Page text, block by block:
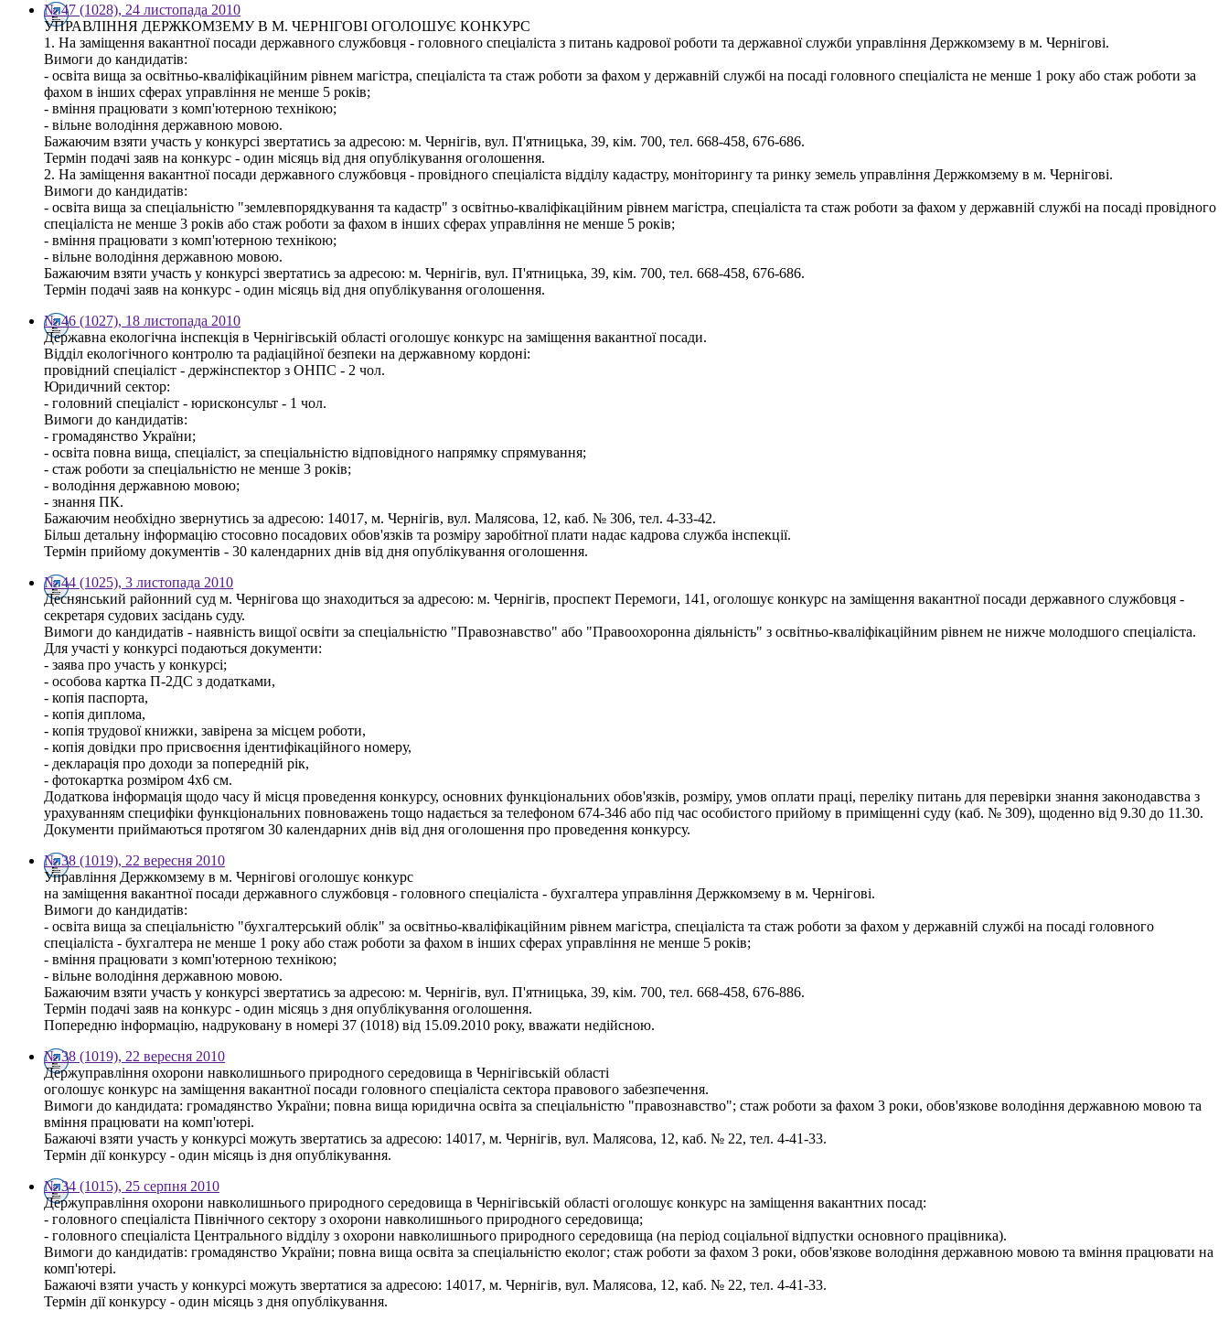
№ 47 (1028), 24 листопада 2010
УПРАВЛІННЯ ДЕРЖКОМЗЕМУ В М. ЧЕРНІГОВІ ОГОЛОШУЄ КОНКУРС
1. На заміщення вакантної посади державного службовця - головного спеціаліста з питань кадрової роботи та державної служби управління Держкомзему в м. Чернігові.
Вимоги до кандидатів:
- освіта вища за освітньо-кваліфікаційним рівнем магістра, спеціаліста та стаж роботи за фахом у державній службі на посаді головного спеціаліста не менше 1 року або стаж роботи за
фахом в інших сферах управління не менше 5 років;
- вміння працювати з комп'ютерною технікою;
- вільне володіння державною мовою.
Бажаючим взяти участь у конкурсі звертатись за адресою: м. Чернігів, вул. П'ятницька, 39, кім. 700, тел. 668-458, 676-686.
Термін подачі заяв на конкурс - один місяць від дня опублікування оголошення.
2. На заміщення вакантної посади державного службовця - провідного спеціаліста відділу кадастру, моніторингу та ринку земель управління Держкомзему в м. Чернігові.
Вимоги до кандидатів:
- освіта вища за спеціальністю "землевпорядкування та кадастр" з освітньо-кваліфікаційним рівнем магістра, спеціаліста та стаж роботи за фахом у державній службі на посаді провідного
спеціаліста не менше 3 років або стаж роботи за фахом в інших сферах управління не менше 5 років;
- вміння працювати з комп'ютерною технікою;
- вільне володіння державною мовою.
Бажаючим взяти участь у конкурсі звертатись за адресою: м. Чернігів, вул. П'ятницька, 39, кім. 700, тел. 668-458, 676-686.
Термін подачі заяв на конкурс - один місяць від дня опублікування оголошення.
№ 46 (1027), 18 листопада 2010
Державна екологічна інспекція в Чернігівській області оголошує конкурс на заміщення вакантної посади.
Відділ екологічного контролю та радіаційної безпеки на державному кордоні:
провідний спеціаліст - держінспектор з ОНПС - 2 чол.
Юридичний сектор:
- головний спеціаліст - юрисконсульт - 1 чол.
Вимоги до кандидатів:
- громадянство України;
- освіта повна вища, спеціаліст, за спеціальністю відповідного напрямку спрямування;
- стаж роботи за спеціальністю не менше 3 років;
- володіння державною мовою;
- знання ПК.
Бажаючим необхідно звернутись за адресою: 14017, м. Чернігів, вул. Малясова, 12, каб. № 306, тел. 4-33-42.
Більш детальну інформацію стосовно посадових обов'язків та розміру заробітної плати надає кадрова служба інспекції.
Термін прийому документів - 30 календарних днів від дня опублікування оголошення.
№ 44 (1025), 3 листопада 2010
Деснянський районний суд м. Чернігова що знаходиться за адресою: м. Чернігів, проспект Перемоги, 141, оголошує конкурс на заміщення вакантної посади державного службовця -
секретаря судових засідань суду.
Вимоги до кандидатів - наявність вищої освіти за спеціальністю "Правознавство" або "Правоохоронна діяльність" з освітньо-кваліфікаційним рівнем не нижче молодшого спеціаліста.
Для участі у конкурсі подаються документи:
- заява про участь у конкурсі;
- особова картка П-2ДС з додатками,
- копія паспорта,
- копія диплома,
- копія трудової книжки, завірена за місцем роботи,
- копія довідки про присвоєння ідентифікаційного номеру,
- декларація про доходи за попередній рік,
- фотокартка розміром 4х6 см.
Додаткова інформація щодо часу й місця проведення конкурсу, основних функціональних обов'язків, розміру, умов оплати праці, переліку питань для перевірки знання законодавства з
урахуванням специфіки функціональних повноважень тощо надається за телефоном 674-346 або під час особистого прийому в приміщенні суду (каб. № 309), щоденно від 9.30 до 11.30.
Документи приймаються протягом 30 календарних днів від дня оголошення про проведення конкурсу.
№ 38 (1019), 22 вересня 2010
Управління Держкомзему в м. Чернігові оголошує конкурс
на заміщення вакантної посади державного службовця - головного спеціаліста - бухгалтера управління Держкомзему в м. Чернігові.
Вимоги до кандидатів:
- освіта вища за спеціальністю "бухгалтерський облік" за освітньо-кваліфікаційним рівнем магістра, спеціаліста та стаж роботи за фахом у державній службі на посаді головного
спеціаліста - бухгалтера не менше 1 року або стаж роботи за фахом в інших сферах управління не менше 5 років;
- вміння працювати з комп'ютерною технікою;
- вільне володіння державною мовою.
Бажаючим взяти участь у конкурсі звертатись за адресою: м. Чернігів, вул. П'ятницька, 39, кім. 700, тел. 668-458, 676-886.
Термін подачі заяв на конкурс - один місяць з дня опублікування оголошення.
Попередню інформацію, надруковану в номері 37 (1018) від 15.09.2010 року, вважати недійсною.
№ 38 (1019), 22 вересня 2010
Держуправління охорони навколишнього природного середовища в Чернігівській області
оголошує конкурс на заміщення вакантної посади головного спеціаліста сектора правового забезпечення.
Вимоги до кандидата: громадянство України; повна вища юридична освіта за спеціальністю "правознавство"; стаж роботи за фахом 3 роки, обов'язкове володіння державною мовою та
вміння працювати на комп'ютері.
Бажаючі взяти участь у конкурсі можуть звертатись за адресою: 14017, м. Чернігів, вул. Малясова, 12, каб. № 22, тел. 4-41-33.
Термін дії конкурсу - один місяць із дня опублікування.
№ 34 (1015), 25 серпня 2010
Держуправління охорони навколишнього природного середовища в Чернігівській області оголошує конкурс на заміщення вакантних посад:
- головного спеціаліста Північного сектору з охорони навколишнього природного середовища;
- головного спеціаліста Центрального відділу з охорони навколишнього природного середовища (на період соціальної відпустки основного працівника).
Вимоги до кандидатів: громадянство України; повна вища освіта за спеціальністю еколог; стаж роботи за фахом 3 роки, обов'язкове володіння державною мовою та вміння працювати на
комп'ютері.
Бажаючі взяти участь у конкурсі можуть звертатися за адресою: 14017, м. Чернігів, вул. Малясова, 12, каб. № 22, тел. 4-41-33.
Термін дії конкурсу - один місяць з дня опублікування.